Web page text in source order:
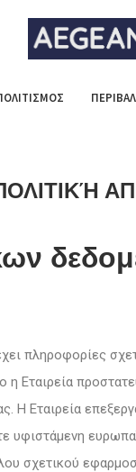
πληροφορίες
Εταιρεία
Η Εταιρεία
σχετικού